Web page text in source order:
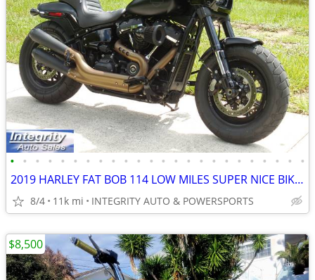
• • • • • • • • • • • • • • • • • • • • • • • •
2019 HARLEY FAT BOB 114 LOW MILES SUPER NICE BIKE NO BS FEES HERE!!!!!
8/4 11k mi INTEGRITY AUTO & POWERSPORTS
$8,500